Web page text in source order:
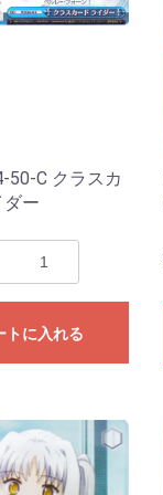
50-C クラスカ
ー
トに入れる